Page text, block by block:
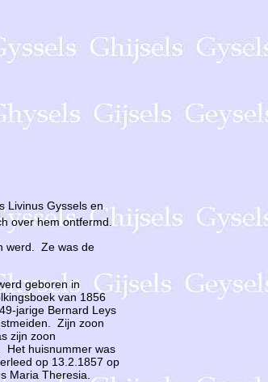
Livinus Gyssels en
over hem ontfermd.
werd. Ze was de
geboren in
van 1856
jarige Bernard Leys
Zijn zoon
zijn zoon
Het huisnummer was
op 13.2.1857 op
Maria Theresia.